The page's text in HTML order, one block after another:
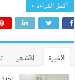
أكمل القراءة »
الأخيرة الأشهر